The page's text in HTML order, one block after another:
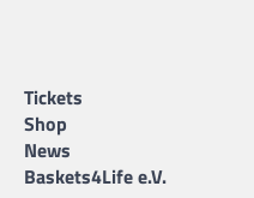
Tickets
Shop
News
Baskets4Life e.V.